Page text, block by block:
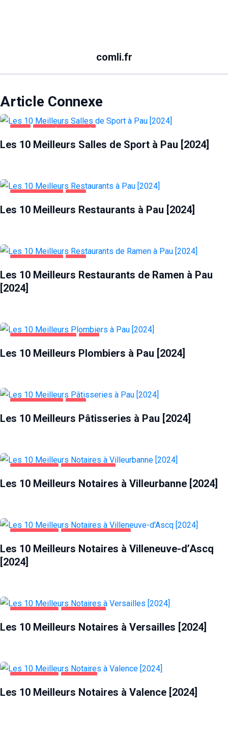
comli.fr
Article Connexe
Les 10 Meilleurs Salles de Sport à Pau [2024]
Les 10 Meilleurs Restaurants à Pau [2024]
Les 10 Meilleurs Restaurants de Ramen à Pau
[2024]
Les 10 Meilleurs Plombiers à Pau [2024]
Les 10 Meilleurs Pâtisseries à Pau [2024]
Les 10 Meilleurs Notaires à Villeurbanne [2024]
Les 10 Meilleurs Notaires à Villeneuve-d’Ascq
[2024]
Les 10 Meilleurs Notaires à Versailles [2024]
Les 10 Meilleurs Notaires à Valence [2024]